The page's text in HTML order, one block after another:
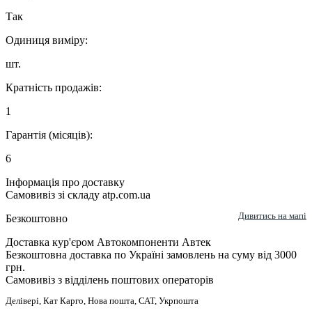
Так
Одиниця виміру:
шт.
Кратність продажів:
1
Гарантія (місяців):
6
Інформація про доставку
Самовивіз зі складу atp.com.ua
Безкоштовно
Дивитись на мапі
Доставка кур'єром Автокомпоненти Автек
Безкоштовна доставка по Україні замовлень на суму від 3000
грн.
Самовивіз з відділень поштових операторів
Делівері, Кат Карго, Нова пошта, САТ, Укрпошта